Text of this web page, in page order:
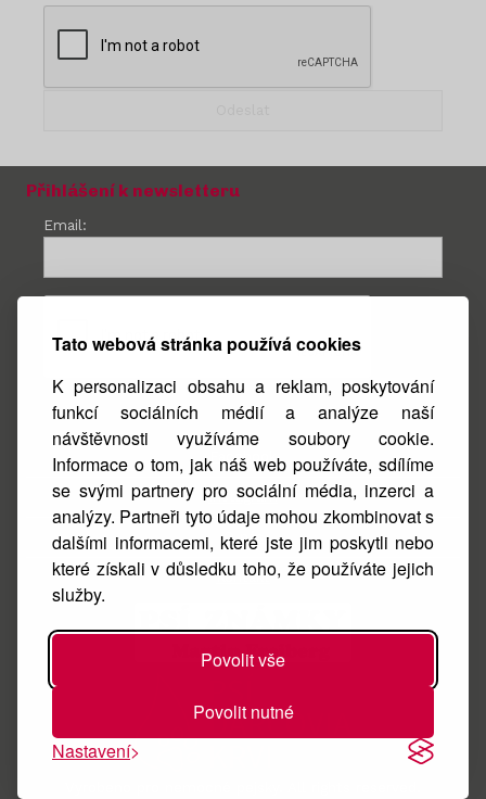
Tato webová stránka používá cookies
K personalizaci obsahu a reklam, poskytování
funkcí sociálních médií a analýze naší
návštěvnosti využíváme soubory cookie.
Informace o tom, jak náš web používáte, sdílíme
se svými partnery pro sociální média, inzerci a
analýzy. Partneři tyto údaje mohou zkombinovat s
dalšími informacemi, které jste jim poskytli nebo
které získali v důsledku toho, že používáte jejich
služby.
Povolit vše
Povolit nutné
Nastavení
Přihlášení k newsletteru
Email:
Facebook
Instagram
O nás
Kontakt